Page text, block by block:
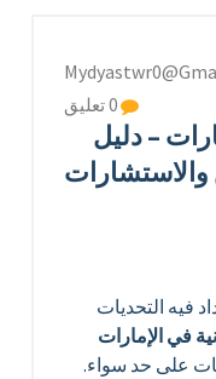
0 تعليق
– دليل
فيه التحديات
في الإمارات
على حد سواء.